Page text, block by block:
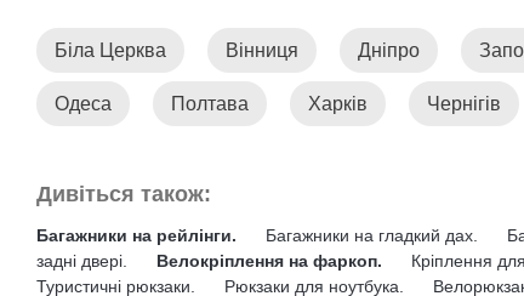
Біла Церква Вінниця Дніпро
Одеса Полтава Харків Чернігів
Дивіться також:
Багажники на рейлінги. Багажники на гладкий дах.
задні двері.
Велокріплення на фаркоп. Кріплення
Туристичні рюкзаки.
Рюкзаки для ноутбука.